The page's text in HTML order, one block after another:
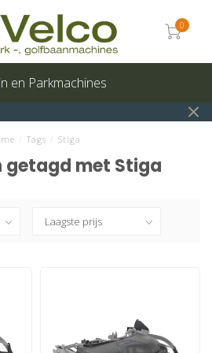
0
en Parkmachines
Tags Stiga
getagd met Stiga